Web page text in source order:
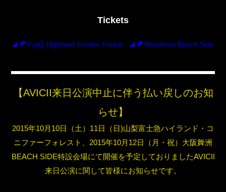
Tickets
◢ ◤FujiQ Highland Conifer Forest ◢ ◤Maishima Beach Side
.
【AVICII来日公演中止に伴う払い戻しのお知
らせ】
2015年10月10日（土）11日（日)山梨富士急ハイランド・コ
ニファーフォレスト、2015年10月12日（月・祝）大阪舞洲
BEACH SIDE特設会場にて開催を予定しておりましたAVICII
来日公演に関して皆様にお知らせです。